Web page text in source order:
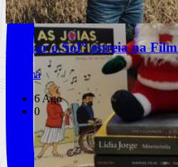
“Olhar o Sol” estreia na
Cinema
6 Ago
0